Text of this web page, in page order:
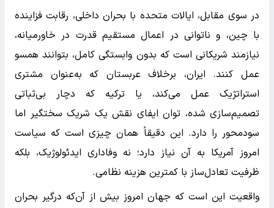
در سوی مقابل، ایالات متحده با بحران داخلی، رقابت فزاینده
با چین، و ناتوانی در اعمال مستقیم قدرت در خاورمیانه،
نیازمند شریکانی است که بدون وابستگی کامل، بتوانند همسو
عمل کنند. ایران، برخلاف عربستان که به‌عنوان مشتری
استراتژیک عمل می‌کند، یا ترکیه که دچار بی‌ثباتی
تصمیم‌سازی شده، توان ایفای نقش یک شریک سختگیر اما
سودمحور را دارد. این دقیقاً همان چیزی است که سیاست
امروز آمریکا به آن نیاز دارد؛ نه وفاداری ایدئولوژیک، بلکه
ظرفیت تعادل‌ساز با کمترین هزینه نظامی.
واقعیت این است که جهان امروز بیش از آن‌که درگیر بحران